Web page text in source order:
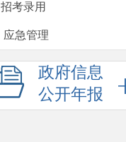
招考录用
应急管理
政府信息
公开年报